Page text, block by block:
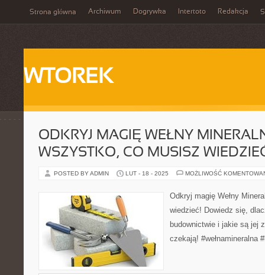
Strona główna Archiwum Dogrywka Intertoto Redakcja
WTOREK
ODKRYJ MAGIĘ WEŁNY
WSZYSTKO, CO MUSISZ
POSTED BY ADMIN LUT - 18 - 2025 MOŻLIWOŚĆ
Odkryj magię Wełny
wiedzieć! Dowiedz się,
budownictwie i jakie są jej
czekają! #wełnamineralna